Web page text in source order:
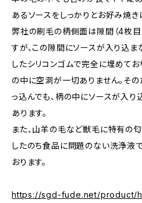
あるソースをしっかりとお好み焼き
弊社の刷毛の柄側面は隙間（4枚
すが、この隙間にソースが入り込
したシリコンゴムで完全に埋めてお
の中に空洞が一切ありません。そ
っ込んでも、柄の中にソースが入
あります。
また、山羊の毛など獣毛に特有の
したのち食品に問題のない洗浄液
おります。
https://sgd-fude.net/product/